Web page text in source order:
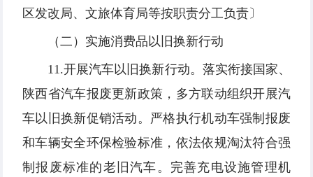
区发改局、文旅体育局等按职责分工负责〕
（二）实施消费品以旧换新行动
11.开展汽车以旧换新行动。落实衔接国家、
陕西省汽车报废更新政策，多方联动组织开展汽
车以旧换新促销活动。严格执行机动车强制报废
和车辆安全环保检验标准，依法依规淘汰符合强
制报废标准的老旧汽车。完善充电设施管理机